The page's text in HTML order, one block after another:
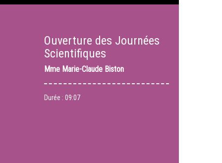
Ouverture des Journées
Scientifiques
Mme Marie-Claude Biston
Durée : 09:07